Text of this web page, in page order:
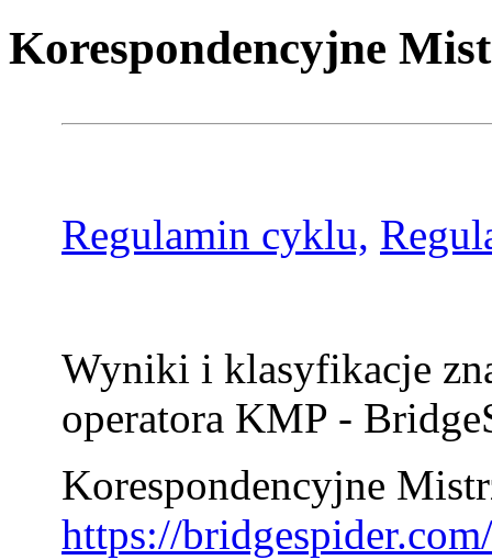
Korespondencyjne
Regulamin cyklu,
Wyniki i klasyfikacje
operatora KMP -
Korespondencyjne
https://